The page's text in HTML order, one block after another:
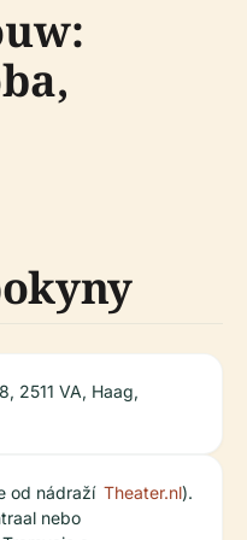
2511 VA, Haag,
od nádraží
nebo
Theater.nl).